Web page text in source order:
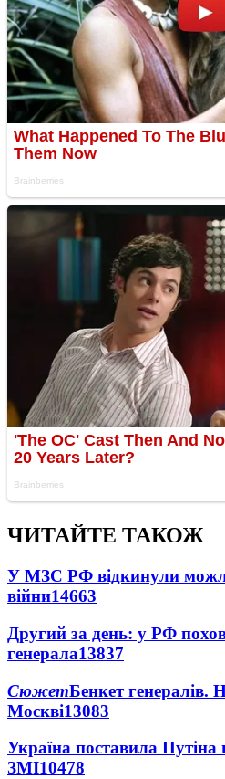
ЧИТАЙТЕ ТАКОЖ
У МЗС РФ відкинули
війни14663
Другий за день: у РФ
генерала13837
СюжетБенкет генералів.
Москві13083
Україна поставила
ЗМІ10478